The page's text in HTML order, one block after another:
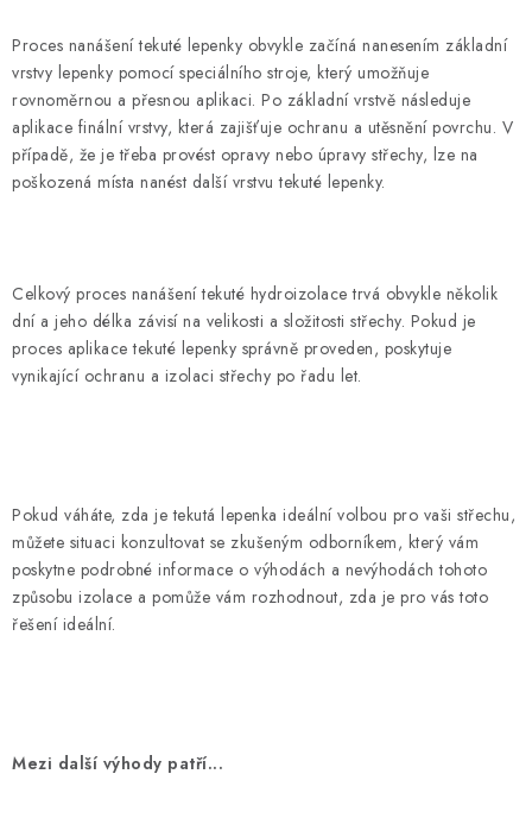
Proces nanášení tekuté lepenky obvykle začíná nanesením základní
vrstvy lepenky pomocí speciálního stroje, který umožňuje
rovnoměrnou a přesnou aplikaci. Po základní vrstvě následuje
aplikace finální vrstvy, která zajišťuje ochranu a utěsnění povrchu. V
případě, že je třeba provést opravy nebo úpravy střechy, lze na
poškozená místa nanést další vrstvu tekuté lepenky.
Celkový proces nanášení tekuté hydroizolace trvá obvykle několik
dní a jeho délka závisí na velikosti a složitosti střechy. Pokud je
proces aplikace tekuté lepenky správně proveden, poskytuje
vynikající ochranu a izolaci střechy po řadu let.
Pokud váháte, zda je tekutá lepenka ideální volbou pro vaši střechu,
můžete situaci konzultovat se zkušeným odborníkem, který vám
poskytne podrobné informace o výhodách a nevýhodách tohoto
způsobu izolace a pomůže vám rozhodnout, zda je pro vás toto
řešení ideální.
Mezi další výhody patří...